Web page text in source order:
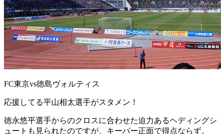
FC東京vs徳島ヴォルティス
応援してる平山相太選手がスタメン！
徳永悠平選手からのクロスに合わせた迫力あるヘディングシ
ュートも見られたのですが、キーパー正面で得点ならず。